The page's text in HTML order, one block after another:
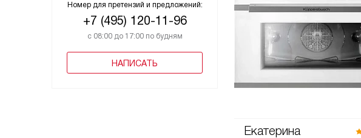
Номер для претензий и предложений:
+7 (495) 120-11-96
с 08:00 до 17:00 по будням
НАПИСАТЬ
Екатерина